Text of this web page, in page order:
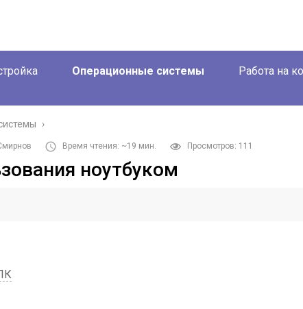
Операционные системы Работа на
›
Время чтения: ~19 мин. Просмотров: 111
ноутбуком